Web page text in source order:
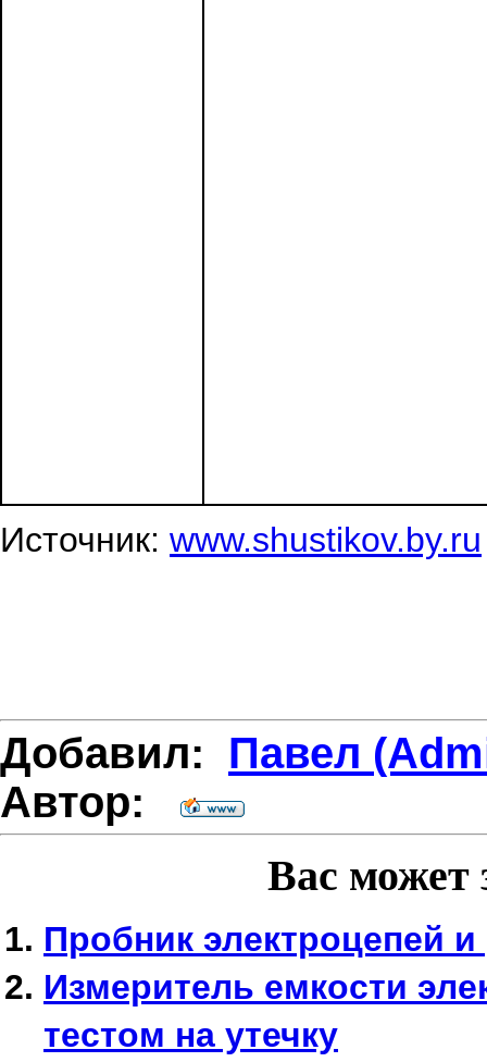
Источник: www.shustikov.by.ru
Добавил: Павел
Автор:
Вас может
Пробник электроцепей
Измеритель емкости
тестом на утечку